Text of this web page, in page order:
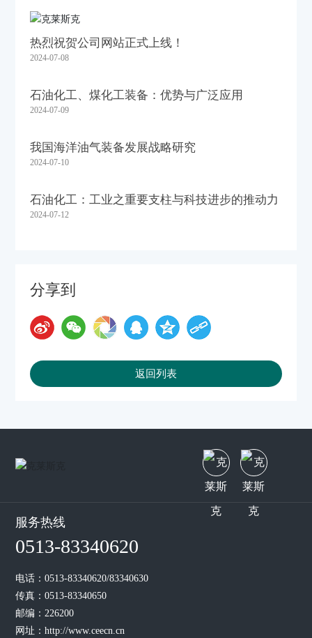
热烈祝贺公司网站正式上线！
2024-07-08
石油化工、煤化工装备：优势与广泛应用
2024-07-09
我国海洋油气装备发展战略研究
2024-07-10
石油化工：工业之重要支柱与科技进步的推动力
2024-07-12
分享到
返回列表
服务热线
0513-83340620
电话：0513-83340620/83340630
传真：0513-83340650
邮编：226200
网址：http://www.ceecn.cn